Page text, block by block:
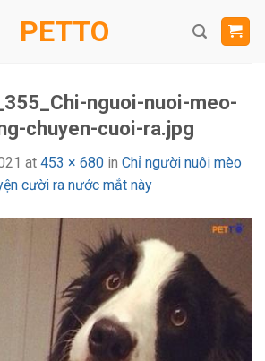
PETTO
nguoi-nuoi-meo-
chuyen-cuoi-ra.jpg
at 453 × 680 in Chỉ người nuôi mèo
cười ra nước mắt này